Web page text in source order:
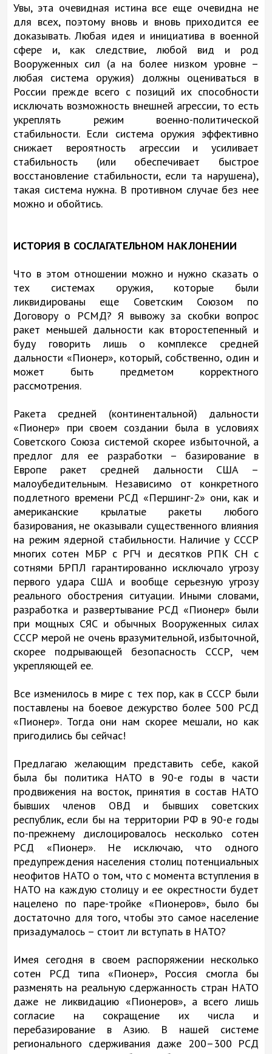
Увы, эта очевидная истина все еще очевидна не
для всех, поэтому вновь и вновь приходится ее
доказывать. Любая идея и инициатива в военной
сфере и, как следствие, любой вид и род
Вооруженных сил (а на более низком уровне –
любая система оружия) должны оцениваться в
России прежде всего с позиций их способности
исключать возможность внешней агрессии, то есть
укреплять режим военно-политической
стабильности. Если система оружия эффективно
снижает вероятность агрессии и усиливает
стабильность (или обеспечивает быстрое
восстановление стабильности, если та нарушена),
такая система нужна. В противном случае без нее
можно и обойтись.
ИСТОРИЯ В СОСЛАГАТЕЛЬНОМ НАКЛОНЕНИИ
Что в этом отношении можно и нужно сказать о
тех системах оружия, которые были
ликвидированы еще Советским Союзом по
Договору о РСМД? Я вывожу за скобки вопрос
ракет меньшей дальности как второстепенный и
буду говорить лишь о комплексе средней
дальности «Пионер», который, собственно, один и
может быть предметом корректного
рассмотрения.
Ракета средней (континентальной) дальности
«Пионер» при своем создании была в условиях
Советского Союза системой скорее избыточной, а
предлог для ее разработки – базирование в
Европе ракет средней дальности США –
малоубедительным. Независимо от конкретного
подлетного времени РСД «Першинг-2» они, как и
американские крылатые ракеты любого
базирования, не оказывали существенного влияния
на режим ядерной стабильности. Наличие у СССР
многих сотен МБР с РГЧ и десятков РПК СН с
сотнями БРПЛ гарантированно исключало угрозу
первого удара США и вообще серьезную угрозу
реального обострения ситуации. Иными словами,
разработка и развертывание РСД «Пионер» были
при мощных СЯС и обычных Вооруженных силах
СССР мерой не очень вразумительной, избыточной,
скорее подрывающей безопасность СССР, чем
укрепляющей ее.
Все изменилось в мире с тех пор, как в СССР были
поставлены на боевое дежурство более 500 РСД
«Пионер». Тогда они нам скорее мешали, но как
пригодились бы сейчас!
Предлагаю желающим представить себе, какой
была бы политика НАТО в 90-е годы в части
продвижения на восток, принятия в состав НАТО
бывших членов ОВД и бывших советских
республик, если бы на территории РФ в 90-е годы
по-прежнему дислоцировалось несколько сотен
РСД «Пионер». Не исключаю, что одного
предупреждения населения столиц потенциальных
неофитов НАТО о том, что с момента вступления в
НАТО на каждую столицу и ее окрестности будет
нацелено по паре-тройке «Пионеров», было бы
достаточно для того, чтобы это самое население
призадумалось – стоит ли вступать в НАТО?
Имея сегодня в своем распоряжении несколько
сотен РСД типа «Пионер», Россия смогла бы
разменять на реальную сдержанность стран НАТО
даже не ликвидацию «Пионеров», а всего лишь
согласие на сокращение их числа и
перебазирование в Азию. В нашей системе
регионального сдерживания даже 200–300 РСД